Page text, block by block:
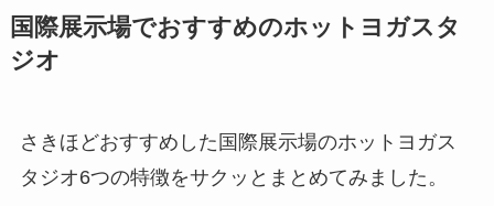
国際展示場でおすすめのホットヨガスタ
ジオ
さきほどおすすめした国際展示場のホットヨガス
タジオ6つの特徴をサクッとまとめてみました。